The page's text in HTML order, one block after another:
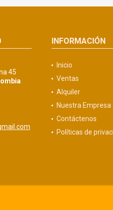
45
INFORMACIÓN
Inicio
Ventas
Alquiler
Nuestra Empresa
Contáctenos
Políticas de